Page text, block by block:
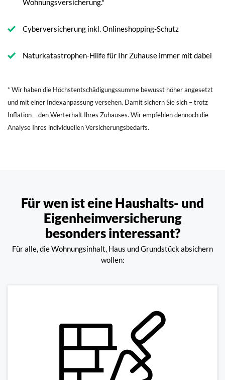
Wohnungsversicherung.*
Cyberversicherung inkl. Onlineshopping-Schutz
Naturkatastrophen-Hilfe für Ihr Zuhause immer mit dabei
* Wir haben die Höchstentschädigungssumme bewusst höher angesetzt
und mit einer Indexanpassung versehen. Damit sichern Sie sich – trotz
Inflation – den Werterhalt Ihres Zuhauses. Wir empfehlen dennoch die
Analyse Ihres individuellen Versicherungsbedarfs.
Für wen ist eine Haushalts- und
Eigenheimversicherung
besonders interessant?
Für alle, die Wohnungsinhalt, Haus und Grundstück absichern
wollen: